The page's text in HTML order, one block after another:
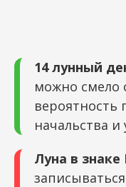
14 лунный
можно смело
вероятность
начальства
Луна в